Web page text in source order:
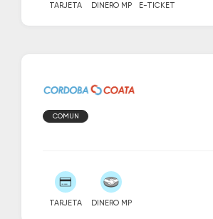
TARJETA DINERO MP E-TICKET
COMUN
TARJETA DINERO MP